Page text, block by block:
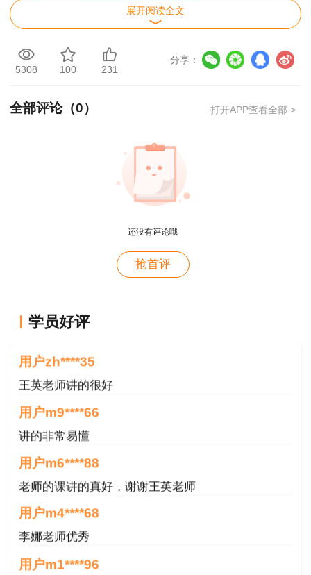
展开阅读全文
5308 100 231
分享：
全部评论（0） 打开APP查看全部 >
还没有评论哦
抢首评
学员好评
用户zh****35
用户m9****66
讲的非常易懂
用户m6****88
老师的课讲的真好，谢谢王英老师
用户m4****68
李娜老师优秀
用户m1****96
老师讲得非常好，老师在讲义上分析书写的时候尽量
写正楷一点就更完美了